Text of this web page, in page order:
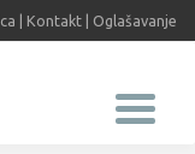
Kontakt Oglašavanje